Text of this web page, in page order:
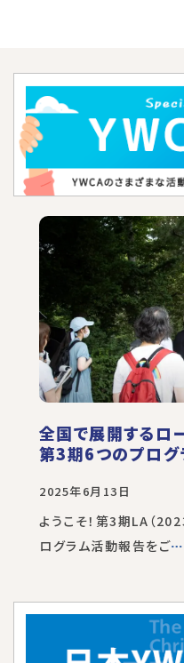
全国で展開するロー
第3期6つのプログ
2025年6月13日
ようこそ！第3期LA（
ログラム活動報告をご…